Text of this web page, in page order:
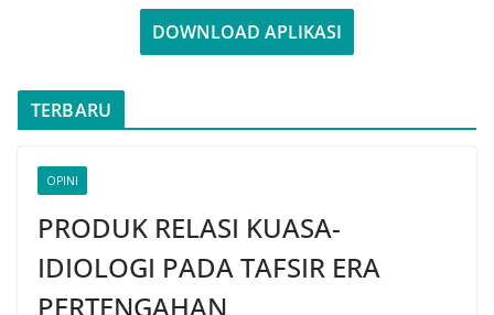
DOWNLOAD APLIKASI
TERBARU
OPINI
PRODUK RELASI KUASA-
IDIOLOGI PADA TAFSIR ERA
PERTENGAHAN